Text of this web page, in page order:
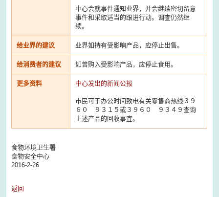
中心会就事件通知业界，并会继续密切留意
事件和采取适当的跟进行动。调查仍然继
续。
给业界的建议 业界如持有受影响产品，应停止出售。
给消费者的建议 如曾购入受影响产品，应停止食用。
更多资料 中心发出的新闻公报
市民可于办公时间致电有关零售商热线３９
６０ ９３１５或３９６０ ９３４９查询
上述产品的回收事宜。
食物环境卫生署
食物安全中心
2016-2-26
返回